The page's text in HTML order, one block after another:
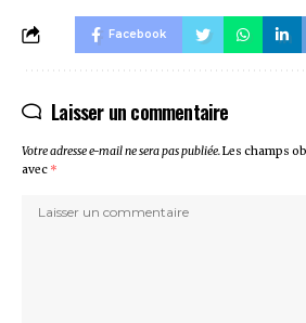
Facebook
Laisser un commentaire
Votre adresse e-mail ne sera pas publiée.Les champs
avec *